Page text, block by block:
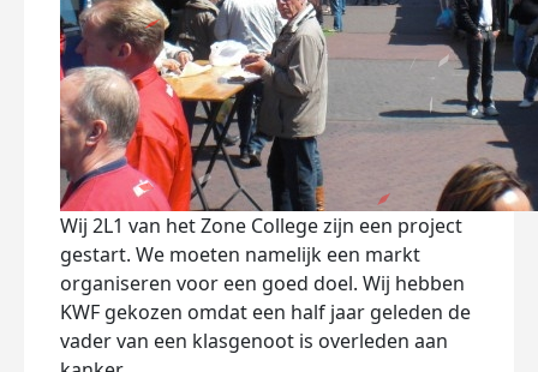
Wij 2L1 van het Zone College zijn een project
gestart. We moeten namelijk een markt
organiseren voor een goed doel. Wij hebben
KWF gekozen omdat een half jaar geleden de
vader van een klasgenoot is overleden aan